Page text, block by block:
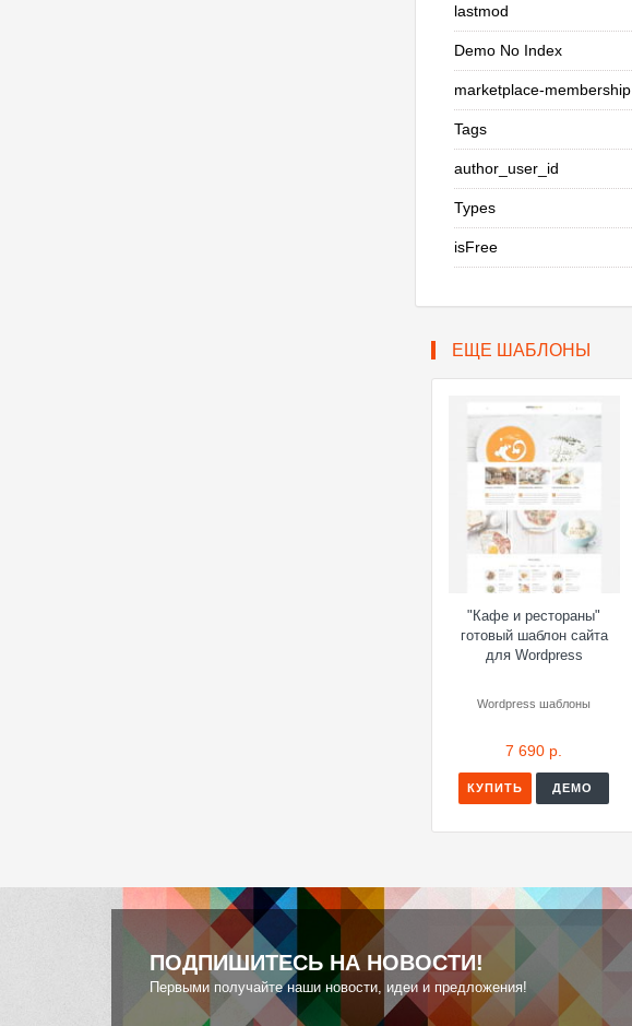
lastmod
Demo No Index
marketplace-membership
Tags
author_user_id
Types
isFree
ЕЩЕ ШАБЛОНЫ
"Кафе и рестораны"
готовый шаблон сайта
для Wordpress
Wordpress шаблоны
7 690 р.
КУПИТЬ ДЕМО
ПОДПИШИТЕСЬ НА НОВОСТИ!
Первыми получайте наши новости, идеи и предложения!